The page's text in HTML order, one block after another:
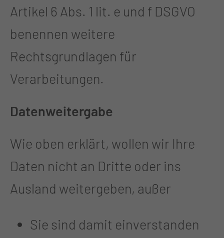
Artikel 6 Abs. 1 lit. e und f DSGVO
benennen weitere
Rechtsgrundlagen für
Verarbeitungen.
Datenweitergabe
Wie oben erklärt, wollen wir Ihre
Daten nicht an Dritte oder ins
Ausland weitergeben, außer
Sie sind damit einverstanden